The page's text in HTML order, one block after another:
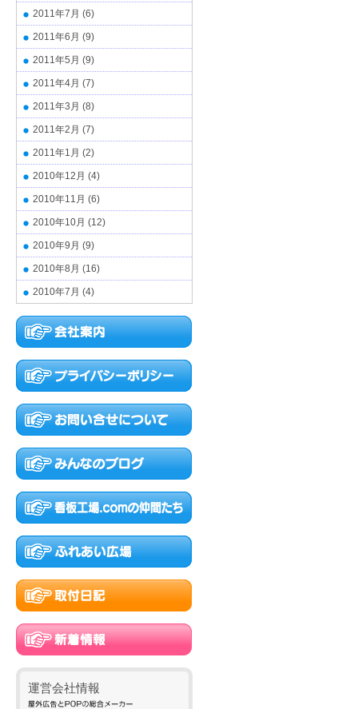
2011年7月 (6)
2011年6月 (9)
2011年5月 (9)
2011年4月 (7)
2011年3月 (8)
2011年2月 (7)
2011年1月 (2)
2010年12月 (4)
2010年11月 (6)
2010年10月 (12)
2010年9月 (9)
2010年8月 (16)
2010年7月 (4)
運営会社情報